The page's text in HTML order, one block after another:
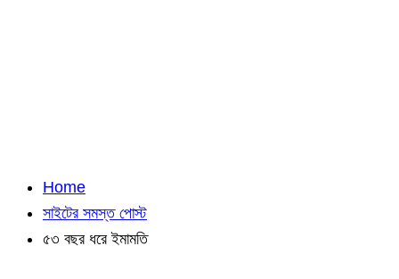
Home
সাইটের সমস্ত পোস্ট
৫৩ বছর ধরে ইমামতি